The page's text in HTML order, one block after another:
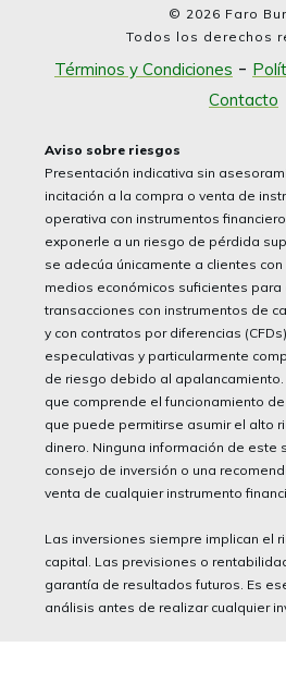
Términos y Condiciones -
Contacto
© 2026 Faro
Todos los derechos
Aviso sobre riesgos
Presentación indicativa sin
incitación a la compra o venta de
operativa con instrumentos
exponerle a un riesgo de pérdida
se adecúa únicamente a clientes con
medios económicos suficientes para
transacciones con instrumentos de
y con contratos por diferencias
especulativas y particularmente
de riesgo debido al
que comprende el funcionamiento
que puede permitirse asumir el alto
dinero. Ninguna información de este
consejo de inversión o una
venta de cualquier instrumento
Las inversiones siempre implican el
capital. Las previsiones o
garantía de resultados futuros. Es
análisis antes de realizar cualquier